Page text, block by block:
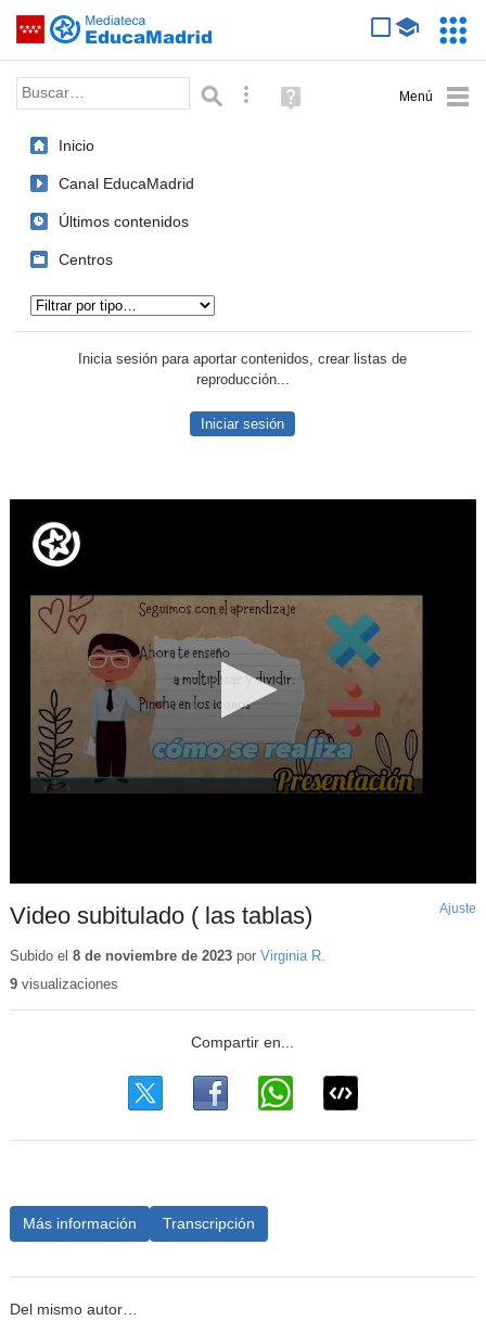
Saltar navegación
Palabra o frase: Búsqueda avanzada
Ayuda
(en
Inicio
Canal EducaMadrid
Últimos contenidos
Centros
Inicia sesión para aportar contenidos, crear listas de
reproducción...
Iniciar sesión
Video subitulado ( las tablas) Ajuste
Subido el 8 de noviembre de 2023por Virginia R.
9visualizaciones
Más información Transcripción
Del mismo autor…